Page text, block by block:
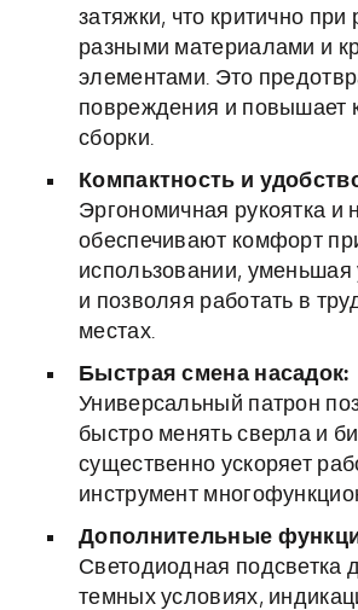
затяжки, что критично при
разными материалами и
элементами. Это
повреждения и повышает
сборки.
Компактность и
Эргономичная рукоятка и
обеспечивают комфорт
использовании, уменьшая
и позволяя работать в
местах.
Быстрая смена насадок:
Универсальный патрон
быстро менять сверла и
существенно ускоряет
инструмент
Дополнительные
Светодиодная подсветка
темных условиях,